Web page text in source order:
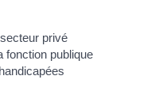
privé
fonction publique